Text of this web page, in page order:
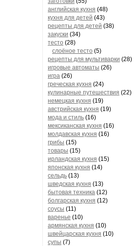
английская кухня (48)
кухня для детей (43)
рецепты для детей (38)
закуски (34)
тесто (28)
слоёное тесто (5)
рецепты для мультиварки (28)
игровые автоматы (26)
игра (26)
греческая кухня (24)
кулинарные путешествия (22)
немецкая кухня (19)
австрийская кухня (19)
мода и стиль (16)
мексиканская кухня (16)
молдавская кухня (16)
грибы (15)
товары (15)
ирландская кухня (15)
японская кухня (14)
сельдь (13)
шведская кухня (13)
бытовая техника (12)
болгарская кухня (12)
соусы (11)
варенье (10)
армянская кухня (10)
швейцарская кухня (10)
супы (7)